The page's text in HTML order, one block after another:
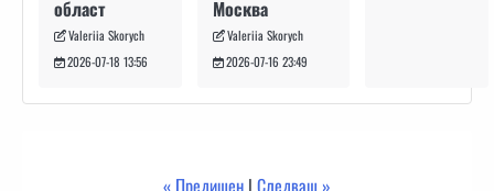
област
Valeriia Skorych
2026-07-18 13:56
Москва
Valeriia Skorych
2026-07-16 23:49